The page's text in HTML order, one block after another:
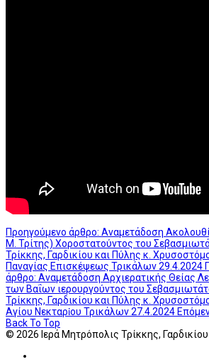
Προηγούμενο άρθρο: Αναμετάδοση
Μ. Τρίτης) Χοροστατούντος του
Τρίκκης, Γαρδικίου και Πύλης κ.
Παναγίας Επισκέψεως Τρικάλων 29.4.2024
άρθρο: Αναμετάδοση Αρχιερατικής Θείας
των Βαΐων ιερουργούντος του
Τρίκκης, Γαρδικίου και Πύλης κ.
Αγίου Νεκταρἰου Τρικάλων 27.4.2024
Back To Top
© 2026 Ιερά Μητρόπολις Τρίκκης,